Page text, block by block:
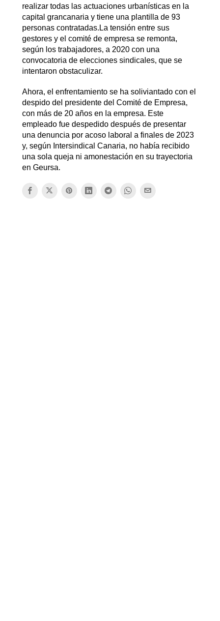
realizar todas las actuaciones urbanísticas en la
capital grancanaria y tiene una plantilla de 93
personas contratadas.La tensión entre sus
gestores y el comité de empresa se remonta,
según los trabajadores, a 2020 con una
convocatoria de elecciones sindicales, que se
intentaron obstaculizar.
Ahora, el enfrentamiento se ha soliviantado con el
despido del presidente del Comité de Empresa,
con más de 20 años en la empresa. Este
empleado fue despedido después de presentar
una denuncia por acoso laboral a finales de 2023
y, según Intersindical Canaria, no había recibido
una sola queja ni amonestación en su trayectoria
en Geursa.